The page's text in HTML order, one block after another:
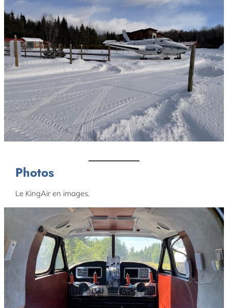
Photos
Le KingAir en images.